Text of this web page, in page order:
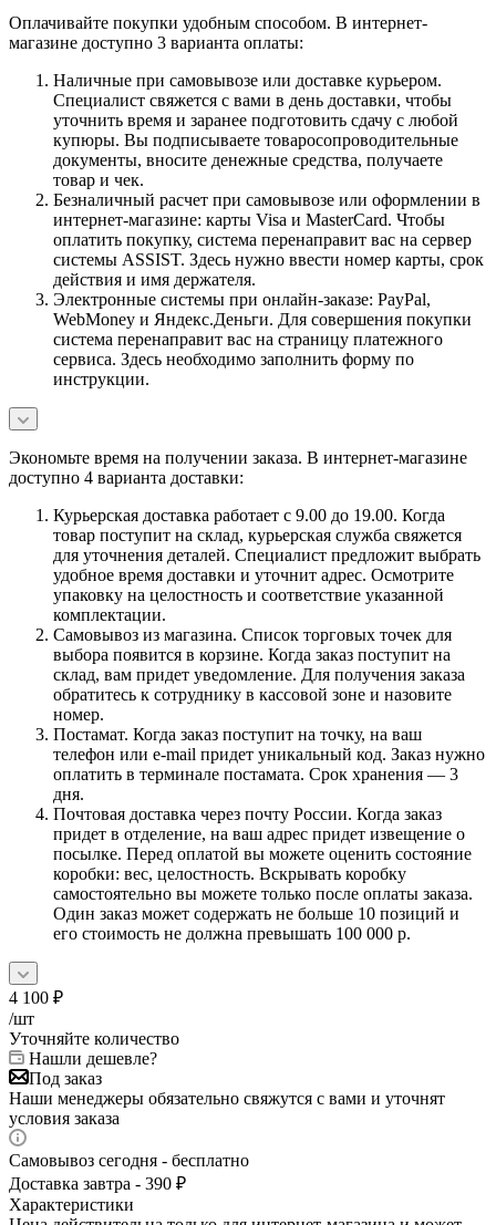
Оплачивайте покупки удобным способом. В интернет-
магазине доступно 3 варианта оплаты:
Наличные при самовывозе или доставке курьером.
Специалист свяжется с вами в день доставки, чтобы
уточнить время и заранее подготовить сдачу с любой
купюры. Вы подписываете товаросопроводительные
документы, вносите денежные средства, получаете
товар и чек.
Безналичный расчет при самовывозе или оформлении в
интернет-магазине: карты Visa и MasterCard. Чтобы
оплатить покупку, система перенаправит вас на сервер
системы ASSIST. Здесь нужно ввести номер карты, срок
действия и имя держателя.
Электронные системы при онлайн-заказе: PayPal,
WebMoney и Яндекс.Деньги. Для совершения покупки
система перенаправит вас на страницу платежного
сервиса. Здесь необходимо заполнить форму по
инструкции.
Экономьте время на получении заказа. В интернет-магазине
доступно 4 варианта доставки:
Курьерская доставка работает с 9.00 до 19.00. Когда
товар поступит на склад, курьерская служба свяжется
для уточнения деталей. Специалист предложит выбрать
удобное время доставки и уточнит адрес. Осмотрите
упаковку на целостность и соответствие указанной
комплектации.
Самовывоз из магазина. Список торговых точек для
выбора появится в корзине. Когда заказ поступит на
склад, вам придет уведомление. Для получения заказа
обратитесь к сотруднику в кассовой зоне и назовите
номер.
Постамат. Когда заказ поступит на точку, на ваш
телефон или e-mail придет уникальный код. Заказ нужно
оплатить в терминале постамата. Срок хранения — 3
дня.
Почтовая доставка через почту России. Когда заказ
придет в отделение, на ваш адрес придет извещение о
посылке. Перед оплатой вы можете оценить состояние
коробки: вес, целостность. Вскрывать коробку
самостоятельно вы можете только после оплаты заказа.
Один заказ может содержать не больше 10 позиций и
его стоимость не должна превышать 100 000 р.
4 100 ₽
/шт
Уточняйте количество
Нашли дешевле?
Под заказ
Наши менеджеры обязательно свяжутся с вами и уточнят
условия заказа
Самовывоз сегодня - бесплатно
Доставка завтра - 390 ₽
Характеристики